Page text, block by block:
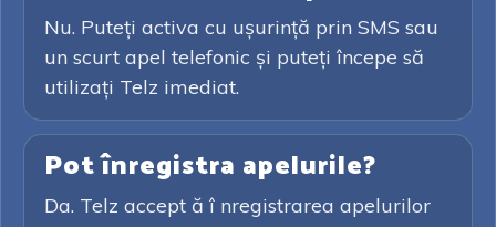
Nu. Puteți activa cu ușurință prin SMS sau
un scurt apel telefonic și puteți începe să
utilizați Telz imediat.
Pot înregistra apelurile?
Da. Telz accept ă î nregistrarea apelurilor